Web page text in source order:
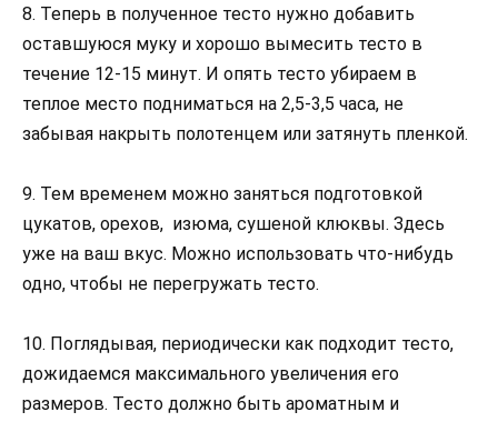
8. Теперь в полученное тесто нужно добавить
оставшуюся муку и хорошо вымесить тесто в
течение 12-15 минут. И опять тесто убираем в
теплое место подниматься на 2,5-3,5 часа, не
забывая накрыть полотенцем или затянуть пленкой.
9. Тем временем можно заняться подготовкой
цукатов, орехов, изюма, сушеной клюквы. Здесь
уже на ваш вкус. Можно использовать что-нибудь
одно, чтобы не перегружать тесто.
10. Поглядывая, периодически как подходит тесто,
дожидаемся максимального увеличения его
размеров. Тесто должно быть ароматным и